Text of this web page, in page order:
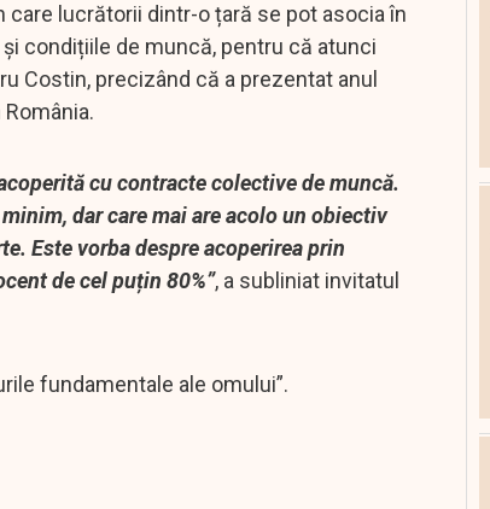
lucrătorii dintr-o țară se pot asocia în
condițiile de muncă, pentru că atunci
Costin, precizând că a prezentat anul
cu contracte colective de muncă.
dar care mai are acolo un obiectiv
Este vorba despre acoperirea prin
de cel puțin 80%”, a subliniat invitatul
fundamentale ale omului”.